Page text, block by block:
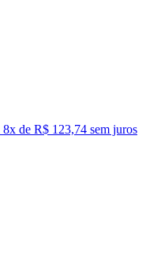
8x de R$ 123,74 sem juros